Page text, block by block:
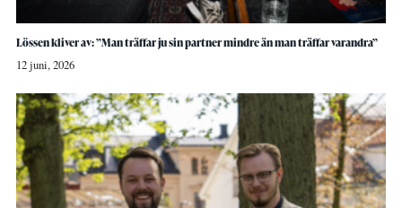
Lössen kliver av: ”Man träffar ju sin partner mindre än man träffar varandra”
12 juni, 2026